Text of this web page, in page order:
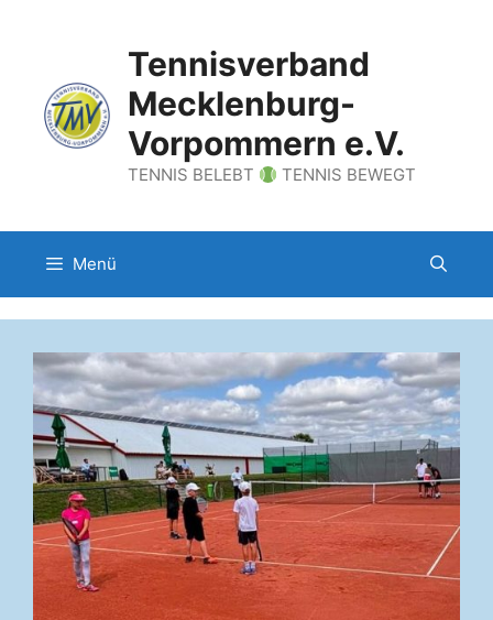
Tennisverband
Mecklenburg-
Vorpommern e.V.
TENNIS BELEBT TENNIS BEWEGT
Menü